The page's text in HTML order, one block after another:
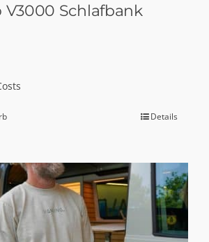
V3000 Schlafbank
Details